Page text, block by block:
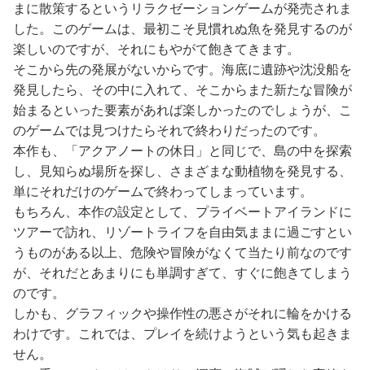
まに散策するというリラクゼーションゲームが発売されま
した。このゲームは、最初こそ見慣れぬ魚を発見するのが
楽しいのですが、それにもやがて飽きてきます。
そこから先の発展がないからです。海底に遺跡や沈没船を
発見したら、その中に入れて、そこからまた新たな冒険が
始まるといった要素があれば楽しかったのでしょうが、こ
のゲームでは見つけたらそれで終わりだったのです。
本作も、「アクアノートの休日」と同じで、島の中を探索
し、見知らぬ場所を探し、さまざまな動植物を発見する、
単にそれだけのゲームで終わってしまっています。
もちろん、本作の設定として、プライベートアイランドに
ツアーで訪れ、リゾートライフを自由気ままに過ごすとい
うものがある以上、危険や冒険がなくて当たり前なのです
が、それだとあまりにも単調すぎて、すぐに飽きてしまう
のです。
しかも、グラフィックや操作性の悪さがそれに輪をかける
わけです。これでは、プレイを続けようという気も起きま
せん。